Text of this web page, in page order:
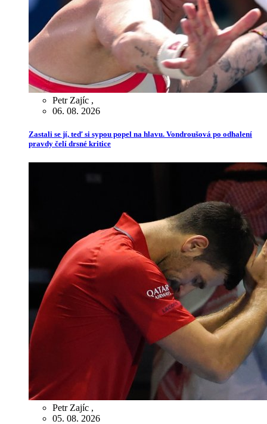
Petr Zajíc ,
06. 08. 2026
Zastali se jí, teď si sypou popel na hlavu. Vondroušová po odhalení
pravdy čelí drsné kritice
Petr Zajíc ,
05. 08. 2026